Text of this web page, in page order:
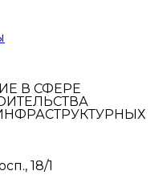
В СФЕРЕ
18/1